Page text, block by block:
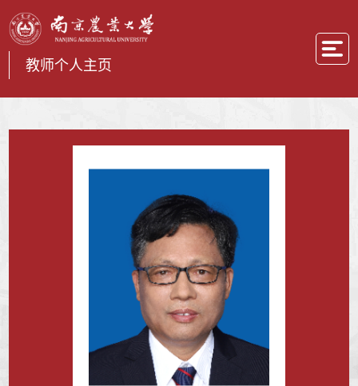
教师个人主页